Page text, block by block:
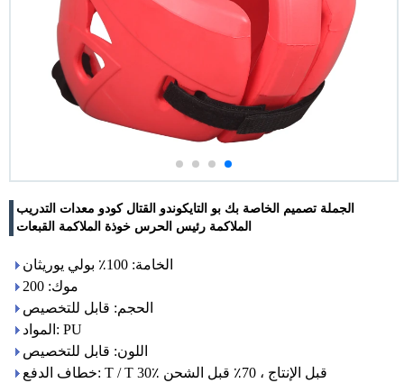
الجملة تصميم الخاصة بك بو التايكوندو القتال كودو معدات التدريب
الملاكمة رئيس الحرس خوذة الملاكمة القبعات
الخامة: 100٪ بولي يوريثان
موك: 200
الحجم: قابل للتخصيص
المواد: PU
اللون: قابل للتخصيص
خطاف الدفع: T / T 30٪ قبل الإنتاج ، 70٪ قبل الشحن